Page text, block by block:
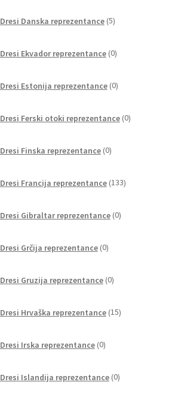
Dresi Danska reprezentance 5izdelkov
Dresi Ekvador reprezentance 0izdelkov
Dresi Estonija reprezentance 0izdelkov
Dresi Ferski otoki reprezentance 0izdelkov
Dresi Finska reprezentance 0izdelkov
Dresi Francija reprezentance 133izdelkov
Dresi Gibraltar reprezentance 0izdelkov
Dresi Grčija reprezentance 0izdelkov
Dresi Gruzija reprezentance 0izdelkov
Dresi Hrvaška reprezentance 15izdelkov
Dresi Irska reprezentance 0izdelkov
Dresi Islandija reprezentance 0izdelkov